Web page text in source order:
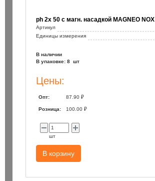
ph 2х 50 с магн. насадкой MAGNEO NOX
Артикул
Единицы измерения
В наличии
В упаковке: 8 шт
Цены:
Опт: 87.90 ₽
Розница: 100.00 ₽
шт
В корзину